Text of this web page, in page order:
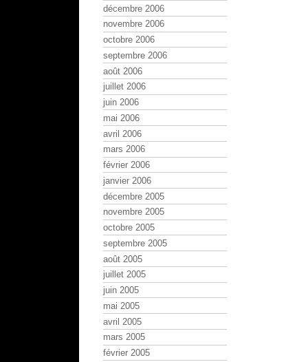
décembre 2006
novembre 2006
octobre 2006
septembre 2006
août 2006
juillet 2006
juin 2006
mai 2006
avril 2006
mars 2006
février 2006
janvier 2006
décembre 2005
novembre 2005
octobre 2005
septembre 2005
août 2005
juillet 2005
juin 2005
mai 2005
avril 2005
mars 2005
février 2005